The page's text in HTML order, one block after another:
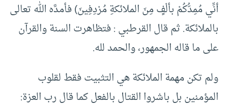
أنِّي مُمِدُّكُمْ بألْفٍ مِنَ الملائكةِ مُرْدِفِينَ) فأمدَّه الله تعالى
بالملائكة. ثم قال القرطبي : فتظاهرت السنة والقرآن
على ما قاله الجمهور، والحمد لله.
ولم تكن مهمة الملائكة هي التثبيت فقط لقلوب
المؤمنين بل باشروا القتال بالفعل كما قال رب العزة: